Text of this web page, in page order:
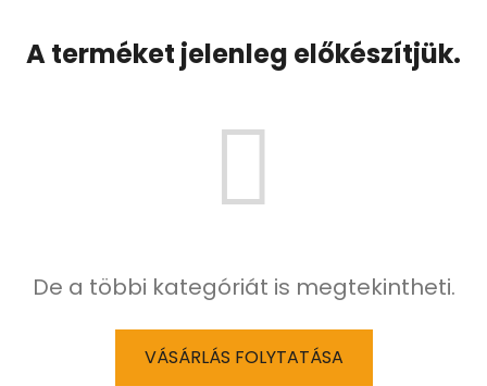
A terméket jelenleg előkészítjük.
De a többi kategóriát is megtekintheti.
VÁSÁRLÁS FOLYTATÁSA